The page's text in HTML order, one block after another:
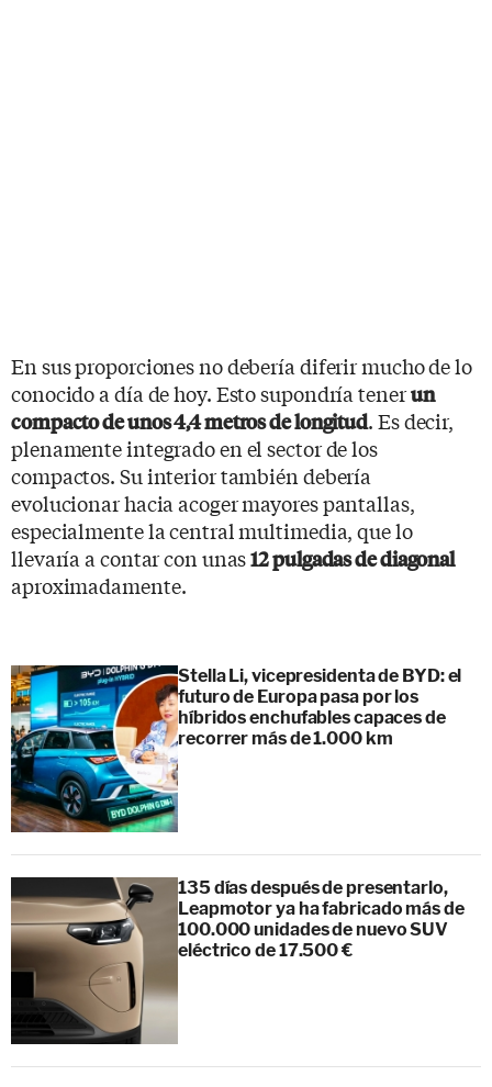
En sus proporciones no debería diferir mucho de lo
conocido a día de hoy. Esto supondría tenerun
compacto de unos 4,4 metros de longitud. Es decir,
plenamente integrado en el sector de los
compactos. Su interior también debería
evolucionar hacia acoger mayores pantallas,
especialmente la central multimedia, que lo
llevaría a contar con unas12 pulgadas de diagonal
aproximadamente.
Stella Li, vicepresidenta de BYD: el
futuro de Europa pasa por los
híbridos enchufables capaces de
recorrer más de 1.000 km
135 días después de presentarlo,
Leapmotor ya ha fabricado más de
100.000 unidades de nuevo SUV
eléctrico de 17.500 €